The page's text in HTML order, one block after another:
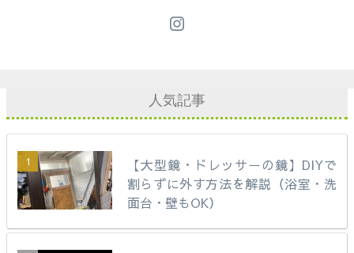
人気記事
【大型鏡・ドレッサーの鏡】DIYで
割らずに外す方法を解説（浴室・洗
面台・壁もOK）